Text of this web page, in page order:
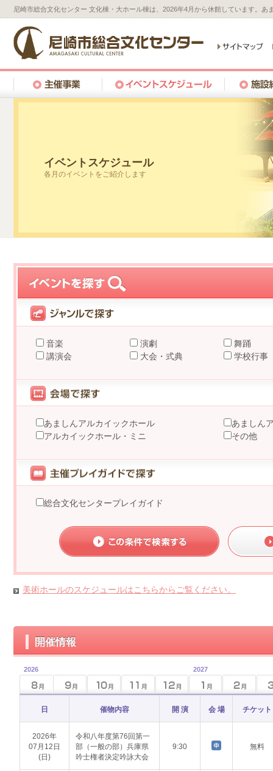
尼崎市総合文化センター 文化棟・大ホール棟は、2026年4月から休館しています。
イベントスケジュール
各月のイベントをご紹介します
音楽 演劇
舞踊
講演会
大会・式典 学校行事
あましんアルカイックホール
あましん
アルカイックホール・ミニ
その他
総合文化センタープレイガイド
美術ホールのスケジュールはこちらからご覧ください。
開催情報
2026 2027
日 催物内容 開 演 会 場 チケット
2026年
07月12日
(日)
令和八年度第76回第一
部（一般の部）兵庫県
吟士権者決定吟詠大会
9:30 無料